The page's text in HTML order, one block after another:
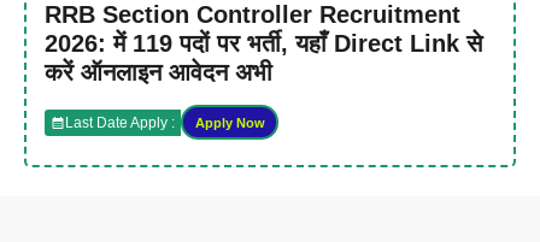
RRB Section Controller Recruitment
2026: में 119 पदों पर भर्ती, यहाँ Direct Link से
करें ऑनलाइन आवेदन अभी
Last Date Apply : Apply Now